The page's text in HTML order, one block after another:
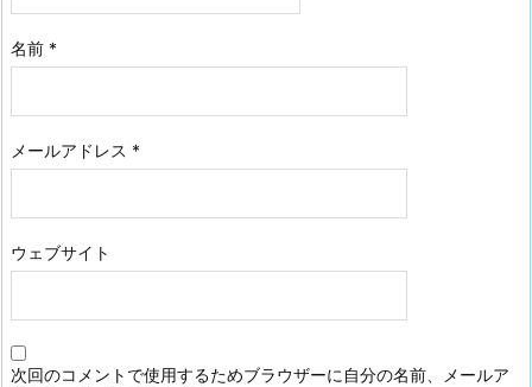
名前 *
メールアドレス *
ウェブサイト
次回のコメントで使用するためブラウザーに自分の名前、メールア